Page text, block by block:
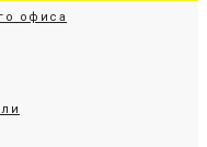
офиса